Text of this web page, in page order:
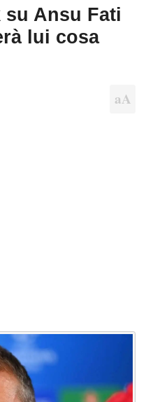
su Ansu Fati
lui cosa